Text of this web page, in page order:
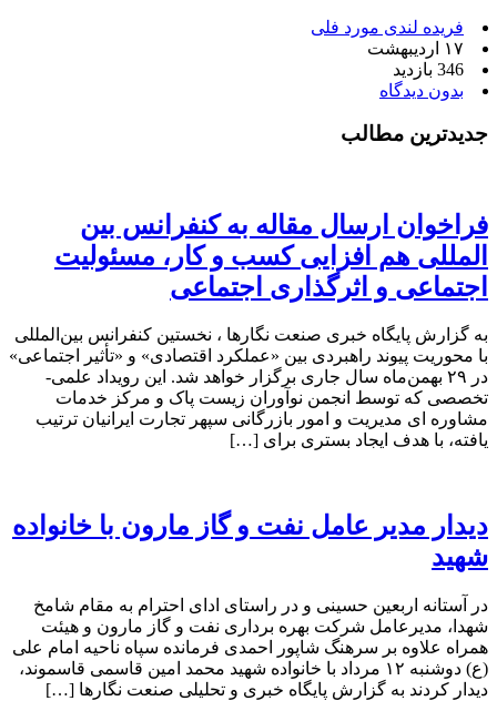
فریده لندی مورد فلی
۱۷ اردیبهشت
346 بازدید
بدون دیدگاه
جدیدترین مطالب
فراخوان ارسال مقاله به کنفرانس بین
المللی هم افزایی کسب و کار، مسئولیت
اجتماعی و اثرگذاری اجتماعی
به گزارش پایگاه خبری صنعت نگارها ، نخستین کنفرانس بین‌المللی
با محوریت پیوند راهبردی بین «عملکرد اقتصادی» و «تأثیر اجتماعی»
در ۲۹ بهمن‌ماه سال جاری برگزار خواهد شد. این رویداد علمی-
تخصصی که توسط انجمن نوآوران زیست پاک و مرکز خدمات
مشاوره ای مدیریت و امور بازرگانی سپهر تجارت ایرانیان ترتیب
یافته، با هدف ایجاد بستری برای […]
دیدار مدیر عامل نفت و گاز مارون با خانواده
شهید
در آستانه اربعین حسینی و در راستای ادای احترام به مقام شامخ
شهدا، مدیرعامل شرکت بهره برداری نفت و گاز مارون و هیئت
همراه علاوه بر سرهنگ شاپور احمدی فرمانده سپاه ناحیه امام علی
(ع) دوشنبه ۱۲ مرداد با خانواده شهید محمد امین قاسمی قاسموند،
دیدار کردند به گزارش پایگاه خبری و تحلیلی صنعت نگارها […]